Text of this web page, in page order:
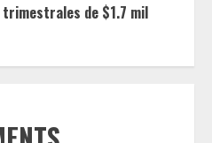
de $1.7 mil